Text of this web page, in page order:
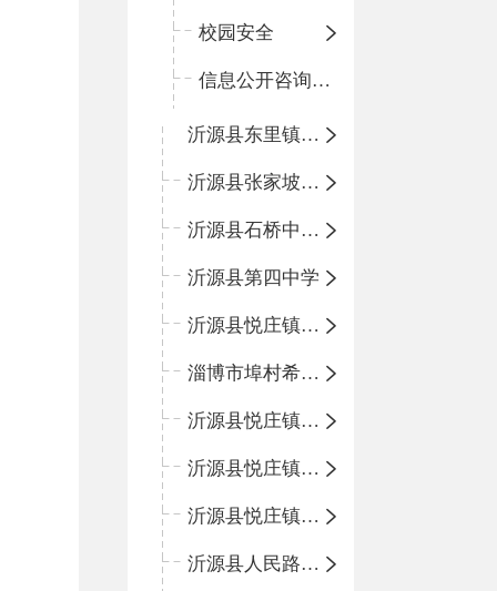
校园安全
信息公开咨询指南
沂源县东里镇中心小学
沂源县张家坡中心学校
沂源县石桥中心学校
沂源县第四中学
沂源县悦庄镇中心小学
淄博市埠村希望小学
沂源县悦庄镇青龙山小学
沂源县悦庄镇鲍庄完小
沂源县悦庄镇赵庄小学
沂源县人民路小学